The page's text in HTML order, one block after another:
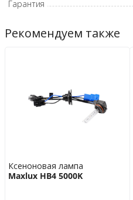
Гарантия
Рекомендуем также
Ксеноновая лампа
Maxlux HB4 5000K